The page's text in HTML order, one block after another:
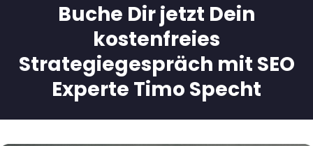
Buche Dir jetzt Dein
kostenfreies
Strategiegespräch mit SEO
Experte Timo Specht